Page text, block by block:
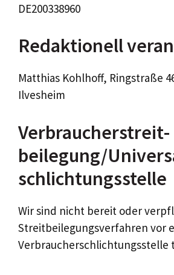
DE200338960
Redaktionell
Matthias Kohlhoff, Ringstraße
Ilvesheim
Verbraucher­streit­
beilegung/
schlichtungs­stelle
Wir sind nicht bereit oder
Streitbeilegungsverfahren vor
Verbraucherschlichtungsstelle